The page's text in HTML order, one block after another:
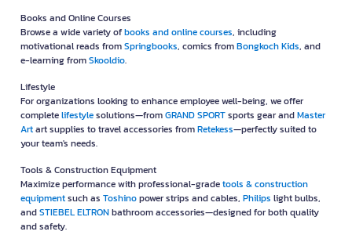
Books and Online Courses
Browse a wide variety ofbooks and online courses, including
motivational reads fromSpringbooks, comics fromBongkoch Kids, and
e-learning fromSkooldio.
Lifestyle
For organizations looking to enhance employee well-being, we offer
completelifestylesolutions—fromGRAND SPORTsports gear andMaster
Artart supplies to travel accessories fromRetekess—perfectly suited to
your team's needs.
Tools & Construction Equipment
Maximize performance with professional-gradetools & construction
equipmentsuch as Toshinopower strips and cables, Philips light bulbs,
andSTIEBEL ELTRONbathroom accessories—designed for both quality
and safety.